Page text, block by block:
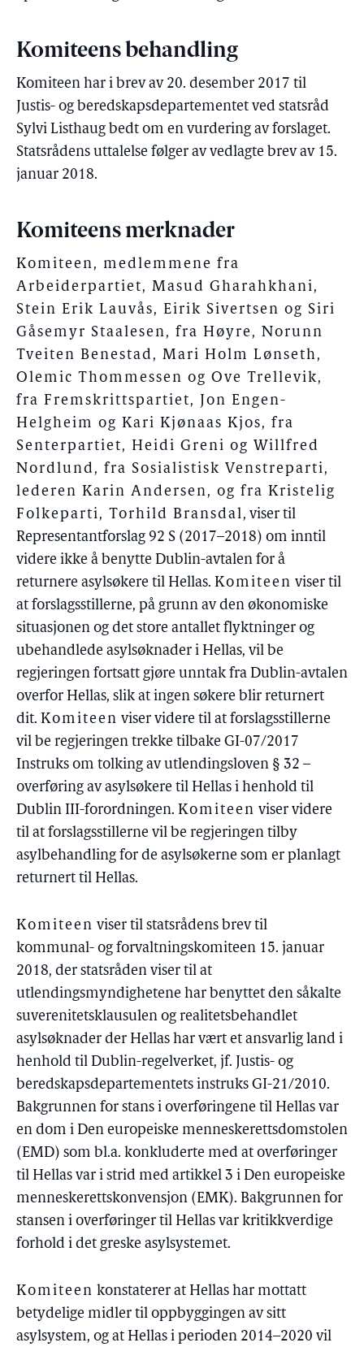
Komiteens behandling
Komiteen har i brev av 20. desember 2017 til
Justis- og beredskapsdepartementet ved statsråd
Sylvi Listhaug bedt om en vurdering av forslaget.
Statsrådens uttalelse følger av vedlagte brev av 15.
januar 2018.
Komiteens merknader
Komiteen, medlemmene fra
Arbeiderpartiet, Masud Gharahkhani,
Stein Erik Lauvås, Eirik Sivertsen og Siri
Gåsemyr Staalesen, fra Høyre, Norunn
Tveiten Benestad, Mari Holm Lønseth,
Olemic Thommessen og Ove Trellevik,
fra Fremskrittspartiet, Jon Engen-
Helgheim og Kari Kjønaas Kjos, fra
Senterpartiet, Heidi Greni og Willfred
Nordlund, fra Sosialistisk Venstreparti,
lederen Karin Andersen, og fra Kristelig
Folkeparti, Torhild Bransdal, viser til
Representantforslag 92 S (2017–2018) om inntil
videre ikke å benytte Dublin-avtalen for å
returnere asylsøkere til Hellas. Komiteen viser til
at forslagsstillerne, på grunn av den økonomiske
situasjonen og det store antallet flyktninger og
ubehandlede asylsøknader i Hellas, vil be
regjeringen fortsatt gjøre unntak fra Dublin-avtalen
overfor Hellas, slik at ingen søkere blir returnert
dit. Komiteen viser videre til at forslagsstillerne
vil be regjeringen trekke tilbake GI-07/2017
Instruks om tolking av utlendingsloven § 32 –
overføring av asylsøkere til Hellas i henhold til
Dublin III-forordningen. Komiteen viser videre
til at forslagsstillerne vil be regjeringen tilby
asylbehandling for de asylsøkerne som er planlagt
returnert til Hellas.
Komiteen viser til statsrådens brev til
kommunal- og forvaltningskomiteen 15. januar
2018, der statsråden viser til at
utlendingsmyndighetene har benyttet den såkalte
suverenitetsklausulen og realitetsbehandlet
asylsøknader der Hellas har vært et ansvarlig land i
henhold til Dublin-regelverket, jf. Justis- og
beredskapsdepartementets instruks GI-21/2010.
Bakgrunnen for stans i overføringene til Hellas var
en dom i Den europeiske menneskerettsdomstolen
(EMD) som bl.a. konkluderte med at overføringer
til Hellas var i strid med artikkel 3 i Den europeiske
menneskerettskonvensjon (EMK). Bakgrunnen for
stansen i overføringer til Hellas var kritikkverdige
forhold i det greske asylsystemet.
Komiteen konstaterer at Hellas har mottatt
betydelige midler til oppbyggingen av sitt
asylsystem, og at Hellas i perioden 2014–2020 vil